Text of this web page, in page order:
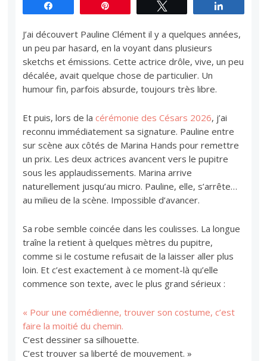
J’ai découvert Pauline Clément il y a quelques années,
un peu par hasard, en la voyant dans plusieurs
sketchs et émissions. Cette actrice drôle, vive, un peu
décalée, avait quelque chose de particulier. Un
humour fin, parfois absurde, toujours très libre.
Et puis, lors de lacérémonie des Césars 2026, j’ai
reconnu immédiatement sa signature. Pauline entre
sur scène aux côtés de Marina Hands pour remettre
un prix. Les deux actrices avancent vers le pupitre
sous les applaudissements. Marina arrive
naturellement jusqu’au micro. Pauline, elle, s’arrête…
au milieu de la scène. Impossible d’avancer.
Sa robe semble coincée dans les coulisses. La longue
traîne la retient à quelques mètres du pupitre,
comme si le costume refusait de la laisser aller plus
loin. Et c’est exactement à ce moment-là qu’elle
commence son texte, avec le plus grand sérieux :
« Pour une comédienne, trouver son costume, c’est
faire la moitié du chemin.
C’est dessiner sa silhouette.
C’est trouver sa liberté de mouvement. »